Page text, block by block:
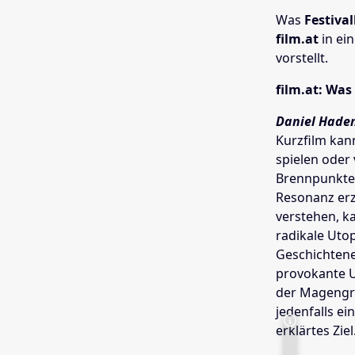
Was
film.at in
vorstellt.
film.at:
Daniel
Kurzfilm
spielen oder
Resonanz
verstehen,
radikale
provokante
der
jedenfalls
erklärtes